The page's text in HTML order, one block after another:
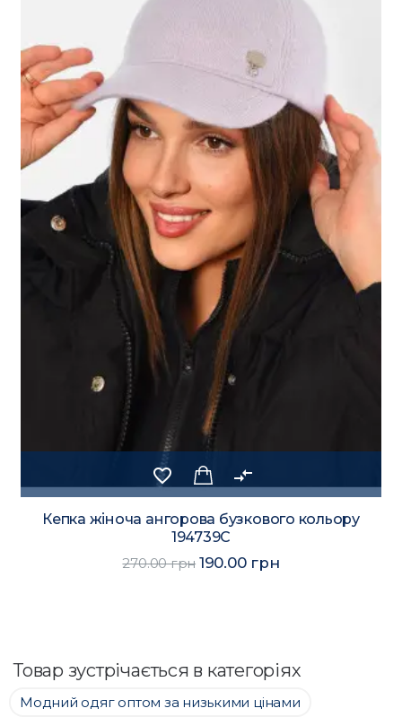
favorite_border compare_arrows
Кепка жіноча ангорова бузкового кольору
194739C
270.00 грн 190.00 грн
Товар зустрічається в категоріях
Модний одяг оптом за низькими цінами